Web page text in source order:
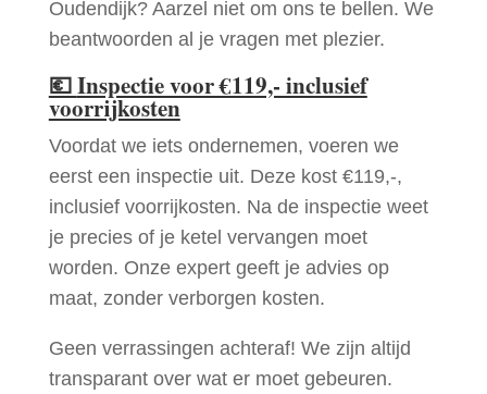
Oudendijk? Aarzel niet om ons te bellen. We
beantwoorden al je vragen met plezier.
💶Inspectie voor €119,- inclusief
voorrijkosten
Voordat we iets ondernemen, voeren we
eerst een inspectie uit. Deze kost €119,-,
inclusief voorrijkosten. Na de inspectie weet
je precies of je ketel vervangen moet
worden. Onze expert geeft je advies op
maat, zonder verborgen kosten.
Geen verrassingen achteraf! We zijn altijd
transparant over wat er moet gebeuren.